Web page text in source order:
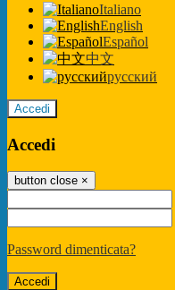
Italiano
English
Español
中文
русский
Accedi
Accedi
button close ×
Password dimenticata?